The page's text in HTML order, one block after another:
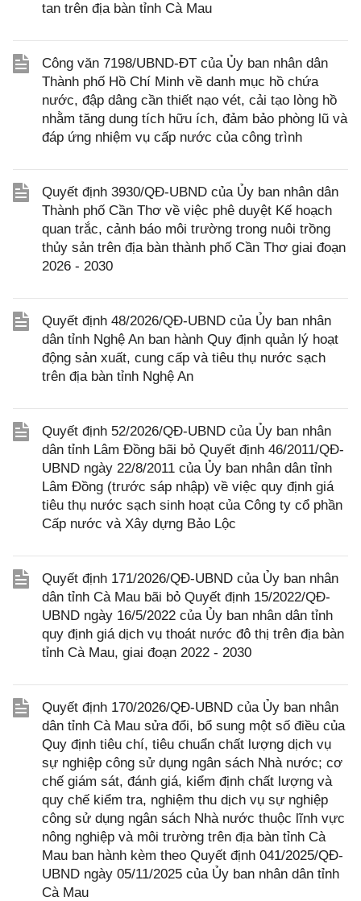
tan trên địa bàn tỉnh Cà Mau
Công văn 7198/UBND-ĐT của Ủy ban nhân dân
Thành phố Hồ Chí Minh về danh mục hồ chứa
nước, đập dâng cần thiết nạo vét, cải tạo lòng hồ
nhằm tăng dung tích hữu ích, đảm bảo phòng lũ và
đáp ứng nhiệm vụ cấp nước của công trình
Quyết định 3930/QĐ-UBND của Ủy ban nhân dân
Thành phố Cần Thơ về việc phê duyệt Kế hoạch
quan trắc, cảnh báo môi trường trong nuôi trồng
thủy sản trên địa bàn thành phố Cần Thơ giai đoạn
2026 - 2030
Quyết định 48/2026/QĐ-UBND của Ủy ban nhân
dân tỉnh Nghệ An ban hành Quy định quản lý hoạt
động sản xuất, cung cấp và tiêu thụ nước sạch
trên địa bàn tỉnh Nghệ An
Quyết định 52/2026/QĐ-UBND của Ủy ban nhân
dân tỉnh Lâm Đồng bãi bỏ Quyết định 46/2011/QĐ-
UBND ngày 22/8/2011 của Ủy ban nhân dân tỉnh
Lâm Đồng (trước sáp nhập) về việc quy định giá
tiêu thụ nước sạch sinh hoạt của Công ty cổ phần
Cấp nước và Xây dựng Bảo Lộc
Quyết định 171/2026/QĐ-UBND của Ủy ban nhân
dân tỉnh Cà Mau bãi bỏ Quyết định 15/2022/QĐ-
UBND ngày 16/5/2022 của Ủy ban nhân dân tỉnh
quy định giá dịch vụ thoát nước đô thị trên địa bàn
tỉnh Cà Mau, giai đoạn 2022 - 2030
Quyết định 170/2026/QĐ-UBND của Ủy ban nhân
dân tỉnh Cà Mau sửa đổi, bổ sung một số điều của
Quy định tiêu chí, tiêu chuẩn chất lượng dịch vụ
sự nghiệp công sử dụng ngân sách Nhà nước; cơ
chế giám sát, đánh giá, kiểm định chất lượng và
quy chế kiểm tra, nghiệm thu dịch vụ sự nghiệp
công sử dụng ngân sách Nhà nước thuộc lĩnh vực
nông nghiệp và môi trường trên địa bàn tỉnh Cà
Mau ban hành kèm theo Quyết định 041/2025/QĐ-
UBND ngày 05/11/2025 của Ủy ban nhân dân tỉnh
Cà Mau